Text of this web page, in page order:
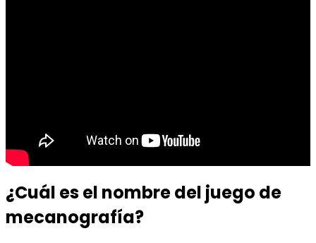
¿Cuál es el nombre del juego de
mecanografía?